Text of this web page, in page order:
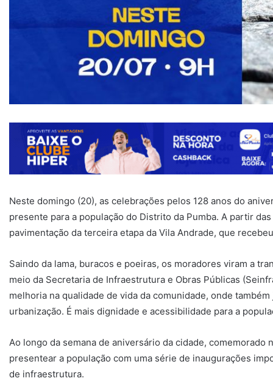
Neste domingo (20), as celebrações pelos 128 anos do
presente para a população do Distrito da Pumba. A partir
pavimentação da terceira etapa da Vila Andrade, que
Saindo da lama, buracos e poeiras, os moradores viram a
meio da Secretaria de Infraestrutura e Obras Públicas
melhoria na qualidade de vida da comunidade, onde
urbanização. É mais dignidade e acessibilidade para a
Ao longo da semana de aniversário da cidade, comemorado
presentear a população com uma série de inaugurações
de infraestrutura.